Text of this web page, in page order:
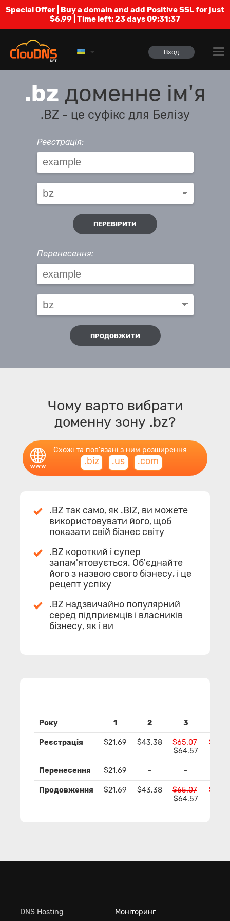
Special Offer | Buy a domain and add Positive SSL for just
$6.99 | Time left:23 days 09:31:37
Вход
.bz доменне ім'я
.BZ - це суфікс для Белізу
Реєстрація:
ПЕРЕВІРИТИ
Перенесення:
ПРОДОВЖИТИ
Чому варто вибрати
доменну зону .bz?
Схожі та пов'язані з ним розширення
.biz .us .com
.BZ так само, як .BIZ, ви можете
використовувати його, щоб
показати свій бізнес світу
.BZ короткий і супер
запам'ятовується. Об'єднайте
його з назвою свого бізнесу, і це
рецепт успіху
.BZ надзвичайно популярний
серед підприємців і власників
бізнесу, як і ви
Року 1 2 3
Реєстрація $21.69 $43.38
$65.07
$64.57
Перенесення $21.69 - -
Продовження $21.69 $43.38
$65.07
$64.57
DNS Hosting Моніторинг